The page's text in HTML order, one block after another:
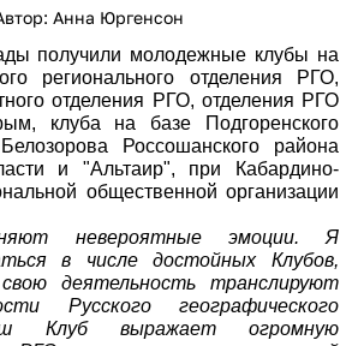
Анна Юргенсон
получили молодежные клубы на
регионального отделения РГО,
отделения РГО, отделения РГО
клуба на базе Подгоренского
Россошанского района
и "Альтаир", при Кабардино-
общественной организации
невероятные эмоции. Я
в числе достойных Клубов,
деятельность транслируют
Русского географического
Клуб выражает огромную